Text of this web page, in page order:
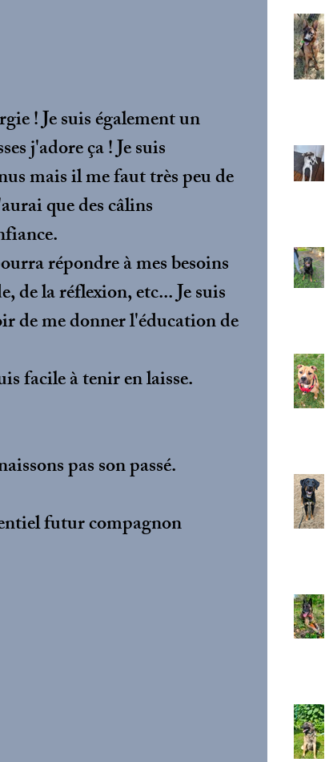
! Je suis également un
j'adore ça ! Je suis
mais il me faut très peu de
que des câlins
répondre à mes besoins
de la réflexion, etc... Je suis
de me donner l'éducation de
facile à tenir en laisse.
pas son passé.
futur compagnon